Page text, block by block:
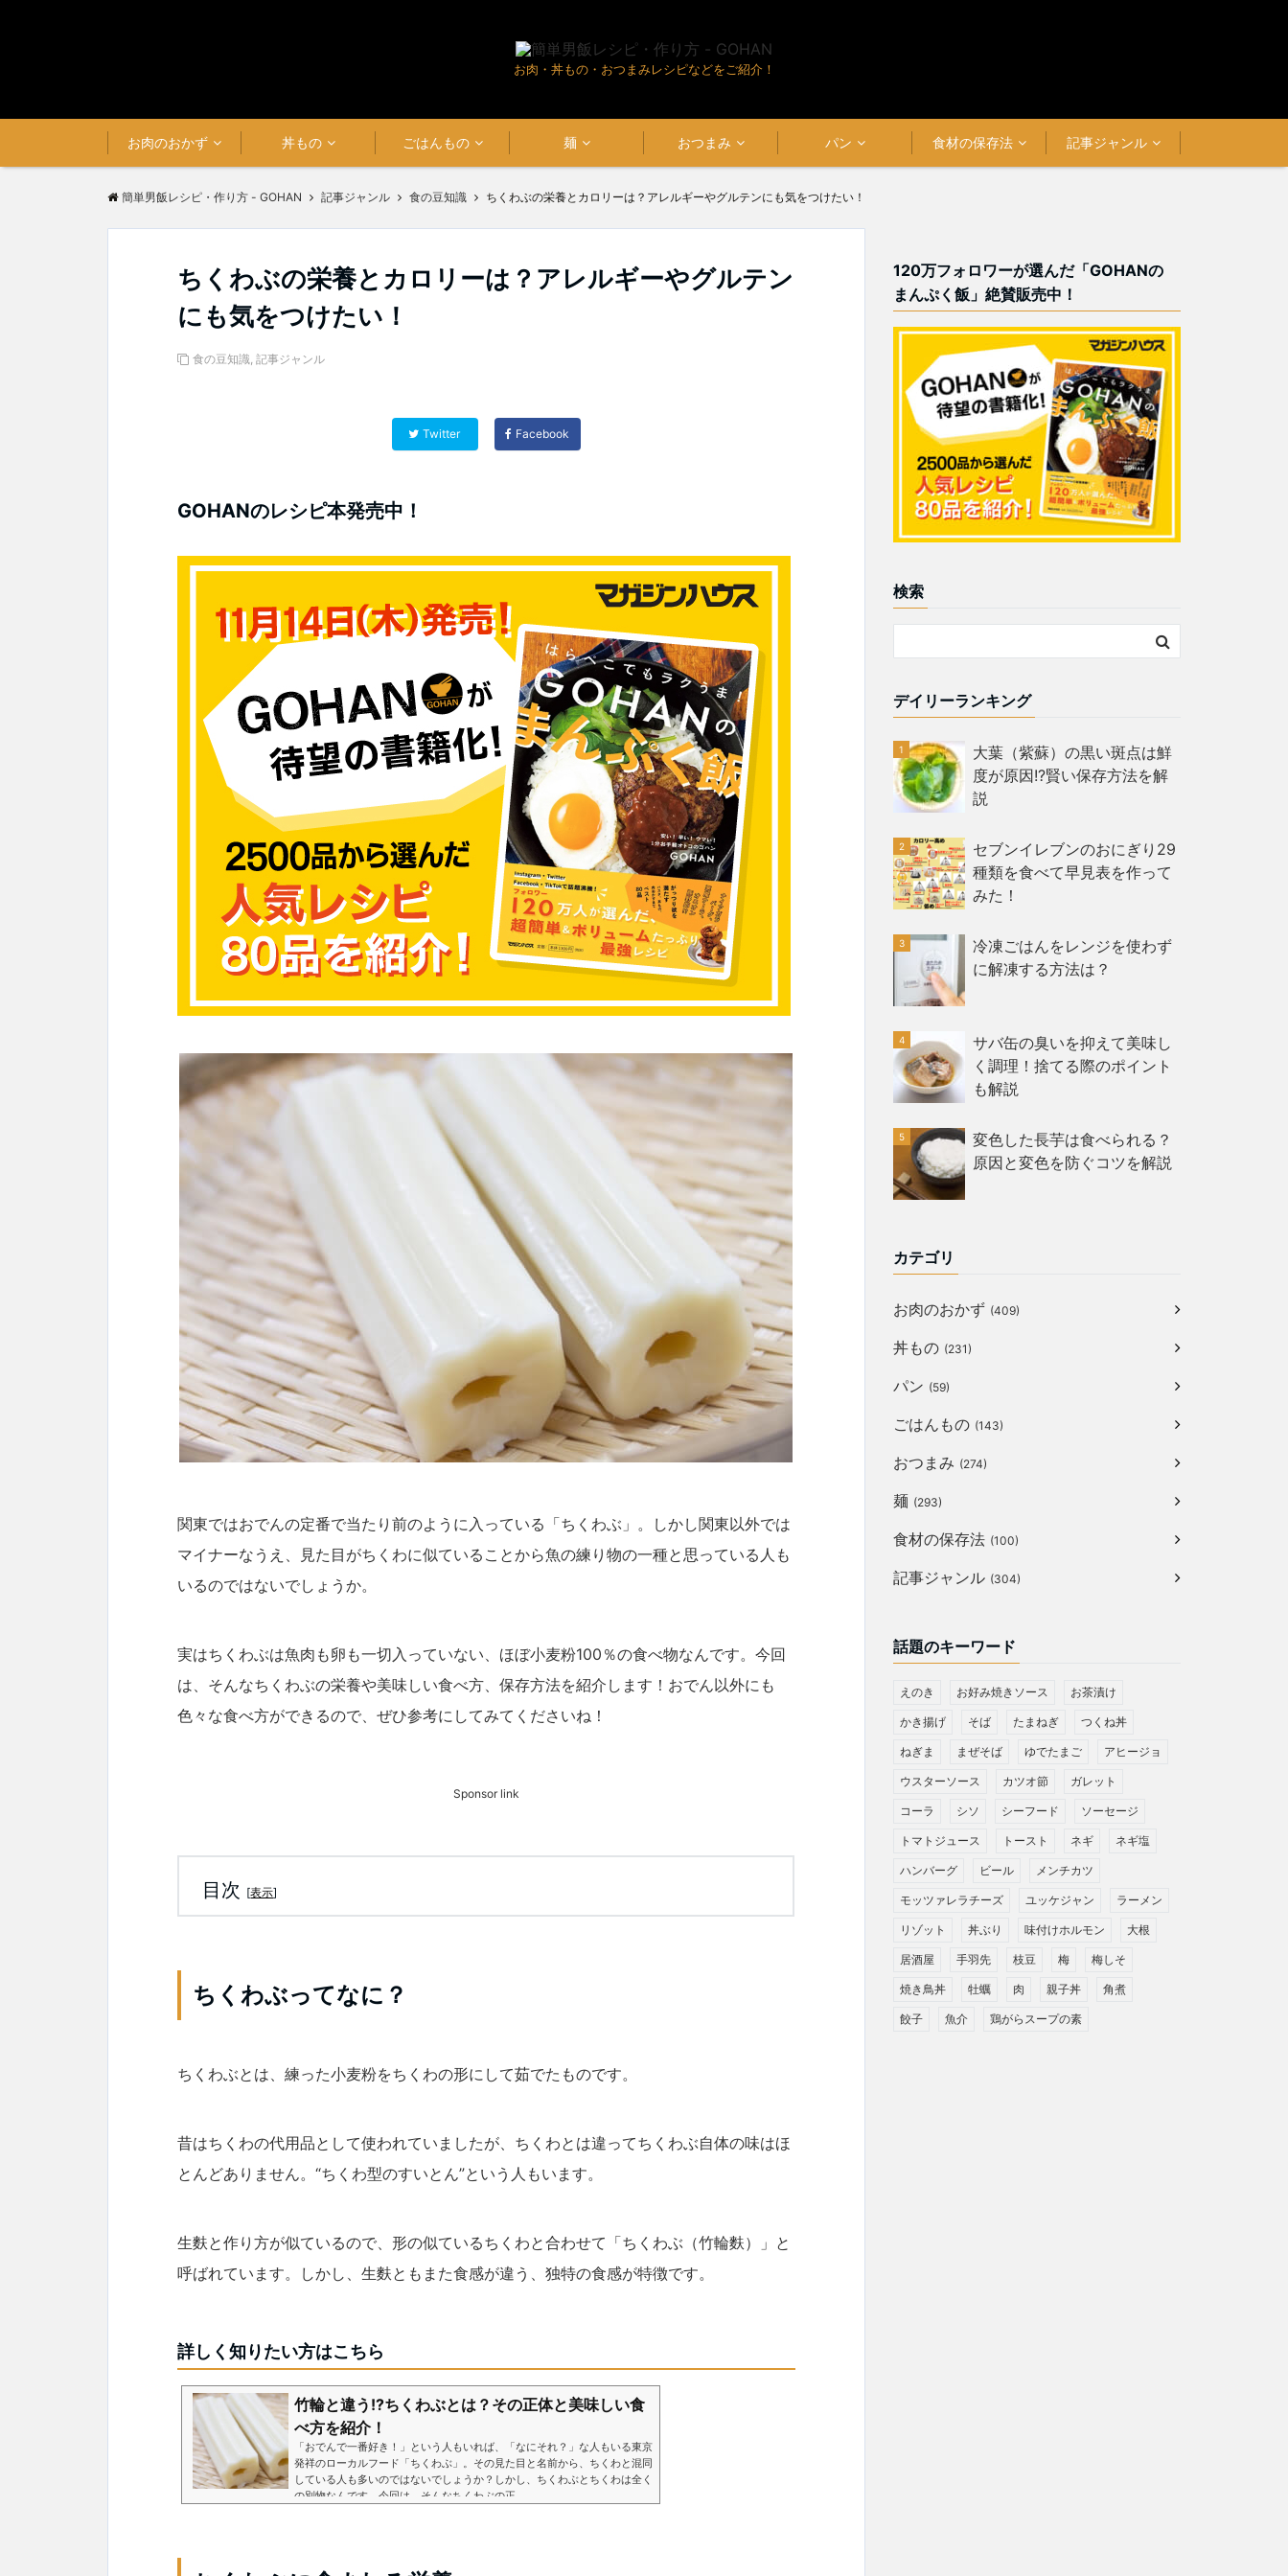
お肉・丼もの・おつまみレシピなどをご紹介！
お肉のおかず 丼もの ごはんもの 麺 おつまみ パン 食材の保存法 記事ジャンル
簡単男飯レシピ・作り方 - GOHAN 記事ジャンル 食の豆知識 ちくわぶの栄養とカロリーは？アレルギーやグルテンにも気をつけたい！
ちくわぶの栄養とカロリーは？アレルギーやグルテン
にも気をつけたい！
食の豆知識, 記事ジャンル
Twitter Facebook
GOHANのレシピ本発売中！
関東ではおでんの定番で当たり前のように入っている「ちくわぶ」。しかし関東以外では
マイナーなうえ、見た目がちくわに似ていることから魚の練り物の一種と思っている人も
いるのではないでしょうか。
実はちくわぶは魚肉も卵も一切入っていない、ほぼ小麦粉100％の食べ物なんです。今回
は、そんなちくわぶの栄養や美味しい食べ方、保存方法を紹介します！おでん以外にも
色々な食べ方ができるので、ぜひ参考にしてみてくださいね！
Sponsor link
目次 [表示]
ちくわぶってなに？
ちくわぶとは、練った小麦粉をちくわの形にして茹でたものです。
昔はちくわの代用品として使われていましたが、ちくわとは違ってちくわぶ自体の味はほ
とんどありません。“ちくわ型のすいとん”という人もいます。
生麩と作り方が似ているので、形の似ているちくわと合わせて「ちくわぶ（竹輪麩）」と
呼ばれています。しかし、生麩ともまた食感が違う、独特の食感が特徴です。
詳しく知りたい方はこちら
竹輪と違う!?ちくわぶとは？その正体と美味しい食
べ方を紹介！
「おでんで一番好き！」という人もいれば、「なにそれ？」な人もいる東京
発祥のローカルフード「ちくわぶ」。その見た目と名前から、ちくわと混同
している人も多いのではないでしょうか？しかし、ちくわぶとちくわは全く
の別物なんです。今回は、そんなちくわぶの正...
120万フォロワーが選んだ「GOHANの
まんぷく飯」絶賛販売中！
検索
デイリーランキング
大葉（紫蘇）の黒い斑点は鮮
度が原因!?賢い保存方法を解
説
セブンイレブンのおにぎり29
種類を食べて早見表を作って
みた！
冷凍ごはんをレンジを使わず
に解凍する方法は？
サバ缶の臭いを抑えて美味し
く調理！捨てる際のポイント
も解説
変色した長芋は食べられる？
原因と変色を防ぐコツを解説
カテゴリ
お肉のおかず (409)
丼もの (231)
パン (59)
ごはんもの (143)
おつまみ (274)
麺 (293)
食材の保存法 (100)
記事ジャンル (304)
話題のキーワード
えのき お好み焼きソース お茶漬け
かき揚げ そば たまねぎ つくね丼
ねぎま まぜそば ゆでたまご アヒージョ
ウスターソース カツオ節 ガレット
コーラ シソ シーフード ソーセージ
トマトジュース トースト ネギ ネギ塩
ハンバーグ ビール メンチカツ
モッツァレラチーズ ユッケジャン ラーメン
リゾット 丼ぶり 味付けホルモン 大根
居酒屋 手羽先 枝豆 梅 梅しそ
焼き鳥丼 牡蠣 肉 親子丼 角煮
餃子 魚介 鶏がらスープの素